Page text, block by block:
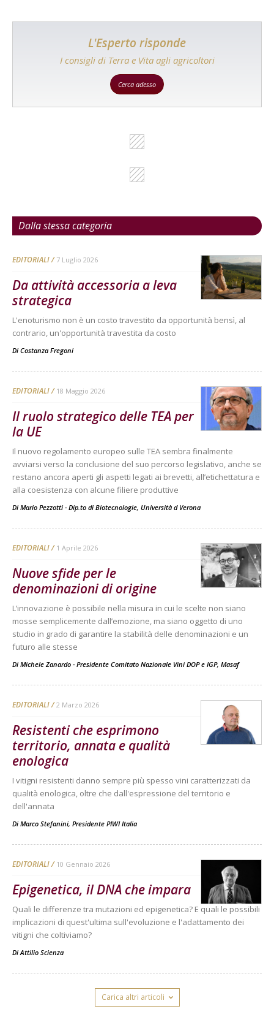
L'Esperto risponde
I consigli di Terra e Vita agli agricoltori
Cerca adesso
Dalla stessa categoria
EDITORIALI 7 Luglio 2026
Da attività accessoria a leva
strategica
L'enoturismo non è un costo travestito da opportunità bensì, al
contrario, un'opportunità travestita da costo
Di Costanza Fregoni
EDITORIALI 18 Maggio 2026
Il ruolo strategico delle TEA per
la UE
Il nuovo regolamento europeo sulle TEA sembra finalmente
avviarsi verso la conclusione del suo percorso legislativo, anche se
restano ancora aperti gli aspetti legati ai brevetti, all’etichettatura e
alla coesistenza con alcune filiere produttive
Di Mario Pezzotti - Dip.to di Biotecnologie, Università d Verona
EDITORIALI 1 Aprile 2026
Nuove sfide per le
denominazioni di origine
L’innovazione è possibile nella misura in cui le scelte non siano
mosse semplicemente dall’emozione, ma siano oggetto di uno
studio in grado di garantire la stabilità delle denominazioni e un
futuro alle stesse
Di Michele Zanardo - Presidente Comitato Nazionale Vini DOP e IGP, Masaf
EDITORIALI 2 Marzo 2026
Resistenti che esprimono
territorio, annata e qualità
enologica
I vitigni resistenti danno sempre più spesso vini caratterizzati da
qualità enologica, oltre che dall'espressione del territorio e
dell'annata
Di Marco Stefanini, Presidente PIWI Italia
EDITORIALI 10 Gennaio 2026
Epigenetica, il DNA che impara
Quali le differenze tra mutazioni ed epigenetica? E quali le possibili
implicazioni di quest'ultima sull'evoluzione e l'adattamento dei
vitigni che coltiviamo?
Di Attilio Scienza
Carica altri articoli